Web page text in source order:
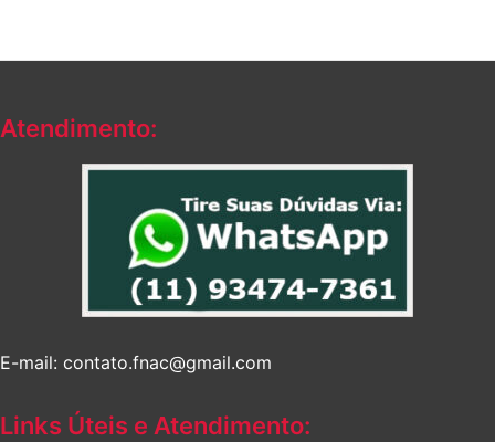
Atendimento:
E-mail: contato.fnac@gmail.com
Links Úteis e Atendimento: